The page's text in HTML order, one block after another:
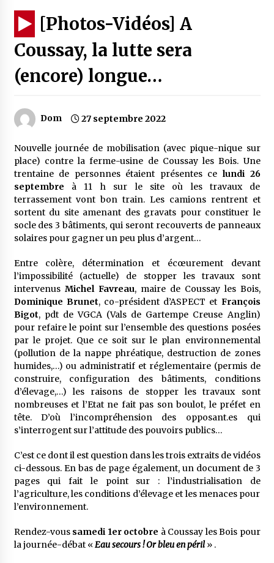
[Photos-Vidéos] A
Coussay, la lutte sera
(encore) longue…
Dom 27 septembre 2022
Nouvelle journée de mobilisation (avec pique-nique sur
place) contre la ferme-usine de Coussay les Bois. Une
trentaine de personnes étaient présentes ce lundi 26
septembre à 11 h sur le site où les travaux de
terrassement vont bon train. Les camions rentrent et
sortent du site amenant des gravats pour constituer le
socle des 3 bâtiments, qui seront recouverts de panneaux
solaires pour gagner un peu plus d’argent…
Entre colère, détermination et écœurement devant
l’impossibilité (actuelle) de stopper les travaux sont
intervenus Michel Favreau, maire de Coussay les Bois,
Dominique Brunet, co-président d’ASPECT et François
Bigot, pdt de VGCA (Vals de Gartempe Creuse Anglin)
pour refaire le point sur l’ensemble des questions posées
par le projet. Que ce soit sur le plan environnemental
(pollution de la nappe phréatique, destruction de zones
humides,…) ou administratif et réglementaire (permis de
construire, configuration des bâtiments, conditions
d’élevage,…) les raisons de stopper les travaux sont
nombreuses et l’Etat ne fait pas son boulot, le préfet en
tête. D’où l’incompréhension des opposant.es qui
s’interrogent sur l’attitude des pouvoirs publics…
C’est ce dont il est question dans les trois extraits de vidéos
ci-dessous. En bas de page également, un document de 3
pages qui fait le point sur : l’industrialisation de
l’agriculture, les conditions d’élevage et les menaces pour
l’environnement.
Rendez-vous samedi 1er octobre à Coussay les Bois pour
la journée-débat «Eau secours ! Or bleu en péril» .